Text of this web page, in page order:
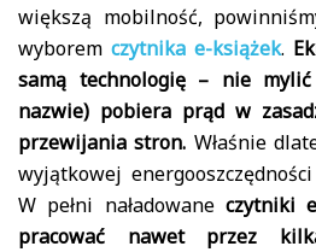
większą mobilność,
wyborem czytnika e-książek.
samą technologię – nie
nazwie) pobiera prąd w
przewijania stron. Właśnie
wyjątkowej
W pełni naładowane czytniki
pracować nawet przez